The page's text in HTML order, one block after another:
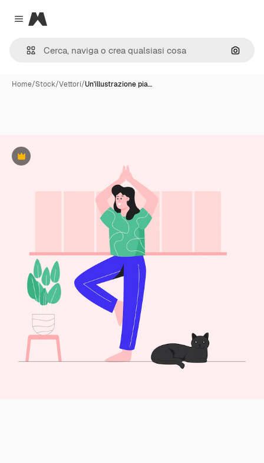
Close menu
Magnific
Cerca
Home/Stock/Vettori/Un'illustrazione pia…
Premium